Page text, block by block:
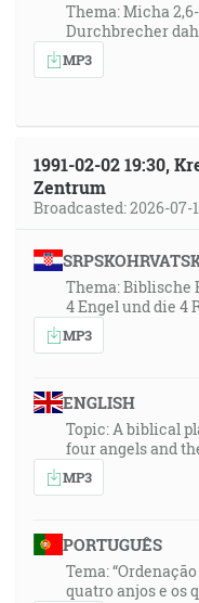
Thema: Micha
Durchbrecher
MP3
1991-02-02 19:30,
Zentrum
Broadcasted: 2026-07-
Thema: Biblische
4 Engel und die 4
MP3
ENGLISH
Topic: A biblical
four angels and
MP3
PORTUGUÊS
Tema:
quatro anjos e os